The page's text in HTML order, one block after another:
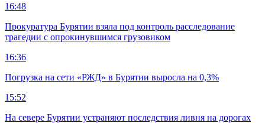
16:48
Прокуратура Бурятии взяла под контроль расследование
трагедии с опрокинувшимся грузовиком
16:36
Погрузка на сети «РЖД» в Бурятии выросла на 0,3%
15:52
На севере Бурятии устраняют последствия ливня на дорогах